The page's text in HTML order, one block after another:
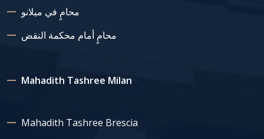
محامٍ في ميلانو
محامٍ أمام محكمة النقض
Mahadith Tashree Milan
Mahadith Tashree Brescia